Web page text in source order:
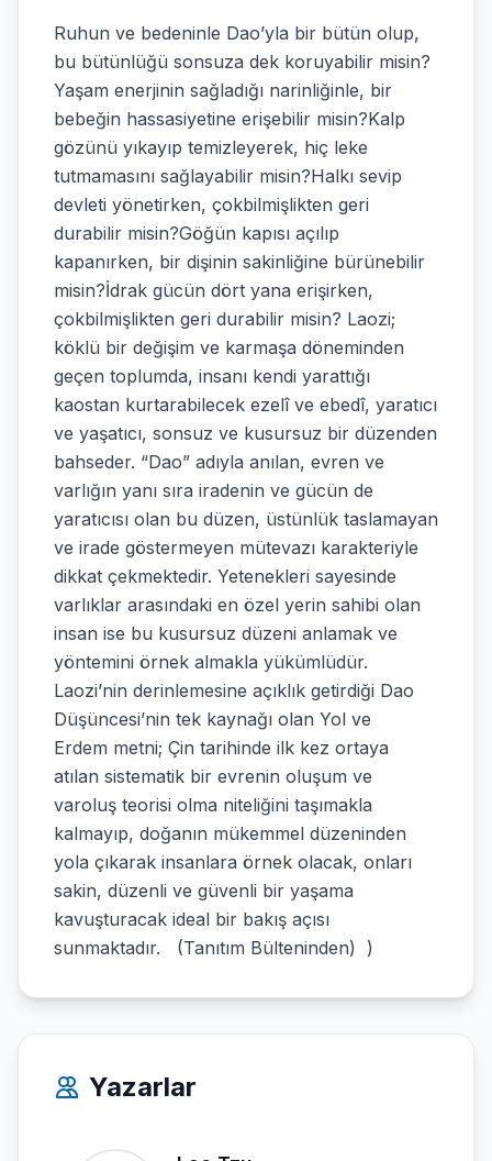
Ruhun ve bedeninle Dao’yla bir bütün olup,
bu bütünlüğü sonsuza dek koruyabilir misin?
Yaşam enerjinin sağladığı narinliğinle, bir
bebeğin hassasiyetine erişebilir misin?Kalp
gözünü yıkayıp temizleyerek, hiç leke
tutmamasını sağlayabilir misin?Halkı sevip
devleti yönetirken, çokbilmişlikten geri
durabilir misin?Göğün kapısı açılıp
kapanırken, bir dişinin sakinliğine bürünebilir
misin?İdrak gücün dört yana erişirken,
çokbilmişlikten geri durabilir misin? Laozi;
köklü bir değişim ve karmaşa döneminden
geçen toplumda, insanı kendi yarattığı
kaostan kurtarabilecek ezelî ve ebedî, yaratıcı
ve yaşatıcı, sonsuz ve kusursuz bir düzenden
bahseder. “Dao” adıyla anılan, evren ve
varlığın yanı sıra iradenin ve gücün de
yaratıcısı olan bu düzen, üstünlük taslamayan
ve irade göstermeyen mütevazı karakteriyle
dikkat çekmektedir. Yetenekleri sayesinde
varlıklar arasındaki en özel yerin sahibi olan
insan ise bu kusursuz düzeni anlamak ve
yöntemini örnek almakla yükümlüdür.
Laozi’nin derinlemesine açıklık getirdiği Dao
Düşüncesi’nin tek kaynağı olan Yol ve
Erdem metni; Çin tarihinde ilk kez ortaya
atılan sistematik bir evrenin oluşum ve
varoluş teorisi olma niteliğini taşımakla
kalmayıp, doğanın mükemmel düzeninden
yola çıkarak insanlara örnek olacak, onları
sakin, düzenli ve güvenli bir yaşama
kavuşturacak ideal bir bakış açısı
sunmaktadır. (Tanıtım Bülteninden) )
Yazarlar